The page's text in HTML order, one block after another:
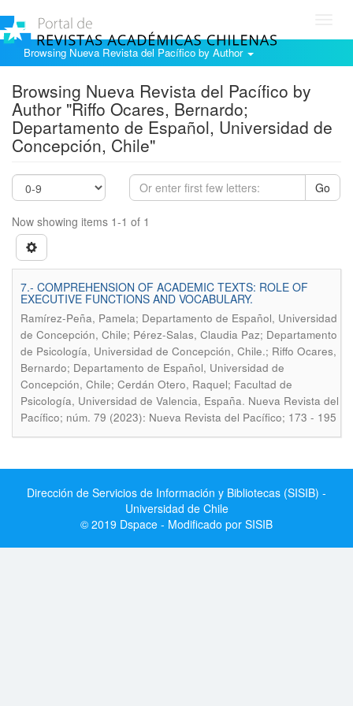
Browsing Nueva Revista del Pacífico by Author
Browsing Nueva Revista del Pacífico by
Author "Riffo Ocares, Bernardo;
Departamento de Español, Universidad de
Concepción, Chile"
Go
Now showing items 1-1 of 1
7.- COMPREHENSION OF ACADEMIC TEXTS: ROLE OF
EXECUTIVE FUNCTIONS AND VOCABULARY.
Ramírez-Peña, Pamela; Departamento de Español, Universidad
de Concepción, Chile; Pérez-Salas, Claudia Paz; Departamento
de Psicología, Universidad de Concepción, Chile.; Riffo Ocares,
Bernardo; Departamento de Español, Universidad de
Concepción, Chile; Cerdán Otero, Raquel; Facultad de
Psicología, Universidad de Valencia, España. Nueva Revista del
Pacífico; núm. 79 (2023): Nueva Revista del Pacífico; 173 - 195
Dirección de Servicios de Información y Bibliotecas (SISIB) -
Universidad de Chile
© 2019 Dspace - Modificado por SISIB